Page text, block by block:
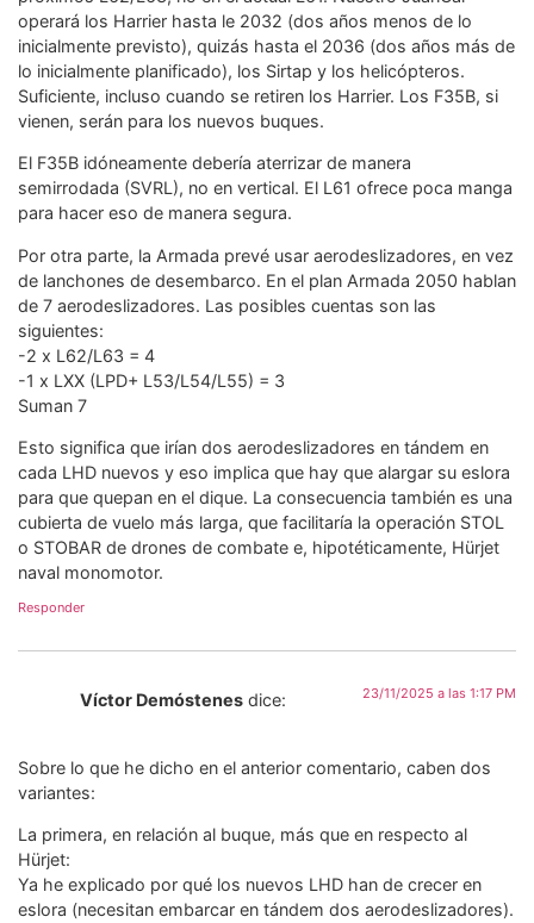
operará los Harrier hasta le 2032 (dos años menos de lo
inicialmente previsto), quizás hasta el 2036 (dos años más de
lo inicialmente planificado), los Sirtap y los helicópteros.
Suficiente, incluso cuando se retiren los Harrier. Los F35B, si
vienen, serán para los nuevos buques.
El F35B idóneamente debería aterrizar de manera
semirrodada (SVRL), no en vertical. El L61 ofrece poca manga
para hacer eso de manera segura.
Por otra parte, la Armada prevé usar aerodeslizadores, en vez
de lanchones de desembarco. En el plan Armada 2050 hablan
de 7 aerodeslizadores. Las posibles cuentas son las
siguientes:
-2 x L62/L63 = 4
-1 x LXX (LPD+ L53/L54/L55) = 3
Suman 7
Esto significa que irían dos aerodeslizadores en tándem en
cada LHD nuevos y eso implica que hay que alargar su eslora
para que quepan en el dique. La consecuencia también es una
cubierta de vuelo más larga, que facilitaría la operación STOL
o STOBAR de drones de combate e, hipotéticamente, Hürjet
naval monomotor.
Responder
Víctor Demóstenes dice: 23/11/2025 a las 1:17 PM
Sobre lo que he dicho en el anterior comentario, caben dos
variantes:
La primera, en relación al buque, más que en respecto al
Hürjet:
Ya he explicado por qué los nuevos LHD han de crecer en
eslora (necesitan embarcar en tándem dos aerodeslizadores).